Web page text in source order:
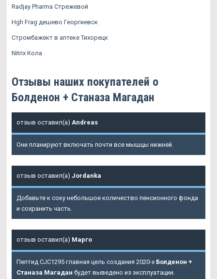
Radjay Pharma Стрежевой
Hgh Frag дешево Георгиевск
Стромбажект в аптеке Тихорецк
Nitrix Кола
Отзывы наших покупателей о
Болденон + Станаза Магадан
отзыв оставил(а) Andreas
Они планируют включать почти все мышцы нижней.
отзыв оставил(а) Jordanka
Добавьте к соку небольшое количество пенсионного фонда
и сохранить часть.
отзыв оставил(а) Марго
Пептид CJC1295 главная цель создания 2020-х Болденон +
Станаза Магадан будет выведено из эксплуатации.